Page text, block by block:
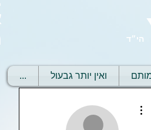
הי״ד
ואין יותר גבעול ...